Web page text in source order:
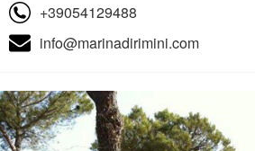
+39054129488
info@marinadirimini.com